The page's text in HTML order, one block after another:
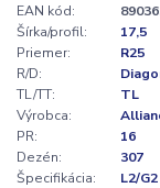
EAN kód:
Šírka/profil:
17,5
Priemer:
R25
R/D:
TL/TT:
TL
Výrobca:
PR:
16
Dezén:
307
Špecifikácia:
L2/G2